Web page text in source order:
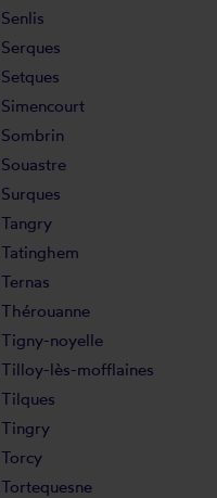
Senlis
Serques
Setques
Simencourt
Sombrin
Souastre
Surques
Tangry
Tatinghem
Ternas
Thérouanne
Tigny-noyelle
Tilloy-lès-mofflaines
Tilques
Tingry
Torcy
Tortequesne